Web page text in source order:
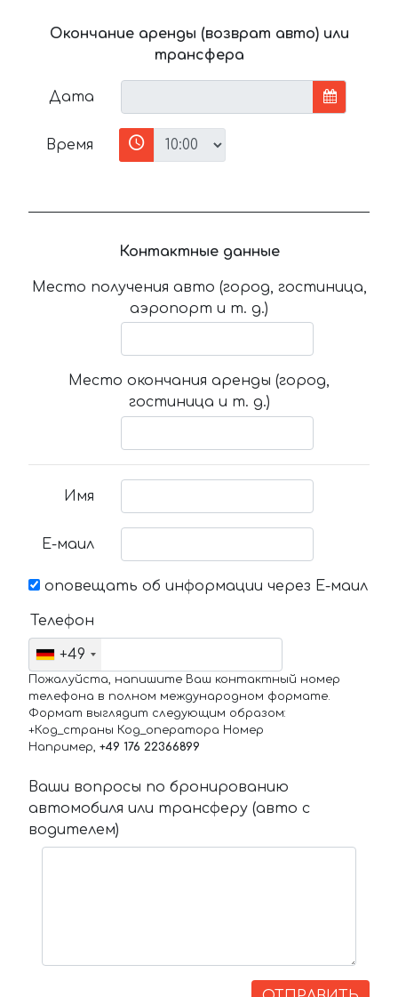
Окончание аренды (возврат авто) или
трансфера
Дата
Время
Контактные данные
Место получения авто (город, гостиница,
аэропорт и т. д.)
Место окончания аренды (город,
гостиница и т. д.)
Имя
Е-маил
оповещать об информации через Е-маил
Телефон
+49
Пожалуйста, напишите Ваш контактный номер
телефона в полном международном формате.
Формат выглядит следующим образом:
+Код_страны Код_оператора Номер
Например, +49 176 22366899
Ваши вопросы по бронированию
автомобиля или трансферу (авто с
водителем)